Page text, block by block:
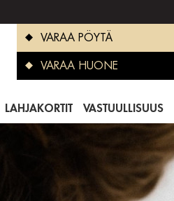
VARAA PÖYTÄ
VARAA HUONE
LAHJAKORTIT VASTUULLISUUS